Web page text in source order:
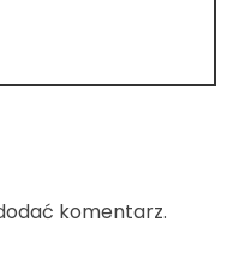
komentarz.